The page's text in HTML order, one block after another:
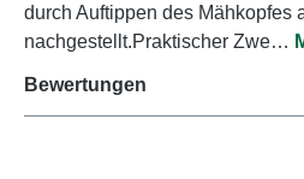
durch Auftippen des Mähkopfes
nachgestellt.Praktischer Zwe…
Bewertungen